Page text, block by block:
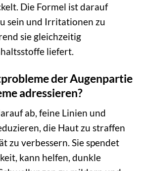
Die Formel ist darauf
sein und Irritationen zu
sie gleichzeitig
liefert.
der Augenpartie
adressieren?
ab, feine Linien und
die Haut zu straffen
zu verbessern. Sie spendet
kann helfen, dunkle